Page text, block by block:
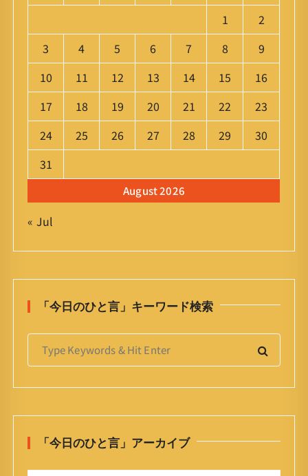
August 2026
1
2
3
4 5 6 7 8
9
10
11 12 13 14 15
16
17
18 19 20 21 22
23
24
25 26 27 28 29
30
31
« Jul
「今日のひと言」キーワード検索
S
r
「今日のひと言」アーカイブ